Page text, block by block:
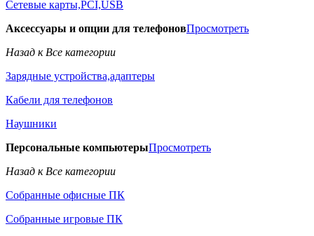
Сетевые карты,PCI,USB
Аксессуары и опции для телефоновПросмотреть
Назад к Все категории
Зарядные устройства,адаптеры
Кабели для телефонов
Наушники
Персональные компьютерыПросмотреть
Назад к Все категории
Собранные офисные ПК
Собранные игровые ПК